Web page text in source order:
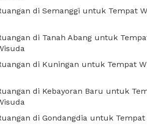
di Semanggi untuk Tempat
di Tanah Abang untuk
di Kuningan untuk Tempat
di Kebayoran Baru untuk
di Gondangdia untuk Tempat